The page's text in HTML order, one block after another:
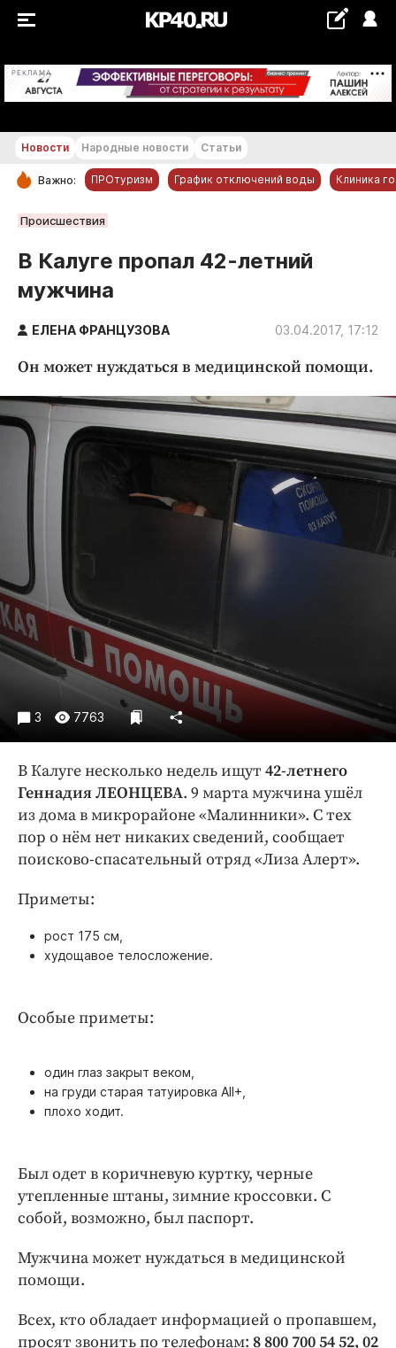
РЕКЛАМА +17...+18 °С
РУБРИКИ
Новости компаний
Статьи
Народные новости
Благоустройство
Криминал
Культура
Недвижимость и ЖКХ
Образование
Общество
Происшествия
Спорт
Экономика и бизнес
ПРОЕКТЫ
Блоги
Издания
Медиаперсона
Интересное чтиво
Клиника года
Новости Народные новости Статьи
Важно: ПРОтуризм График отключений воды Клиника
Происшествия
В Калуге пропал 42-летний
мужчина
ЕЛЕНА ФРАНЦУЗОВА 03.04.2017, 17:12
Он может нуждаться в медицинской помощи.
3 7763
В Калуге несколько недель ищут 42-летнего
Геннадия ЛЕОНЦЕВА. 9 марта мужчина ушёл
из дома в микрорайоне «Малинники». С тех
пор о нём нет никаких сведений, сообщает
поисково-спасательный отряд «Лиза Алерт».
Приметы:
рост 175 см,
худощавое телосложение.
Особые приметы:
один глаз закрыт веком,
на груди старая татуировка AII+,
плохо ходит.
Был одет в коричневую куртку, черные
утепленные штаны, зимние кроссовки. С
собой, возможно, был паспорт.
Мужчина может нуждаться в медицинской
помощи.
Всех, кто обладает информацией о пропавшем,
просят звонить по телефонам: 8 800 700 54 52, 02